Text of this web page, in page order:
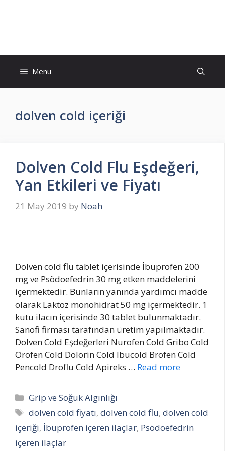
Menu
dolven cold içeriği
Dolven Cold Flu Eşdeğeri,
Yan Etkileri ve Fiyatı
21 May 2019 by Noah
Dolven cold flu tablet içerisinde İbuprofen 200
mg ve Psödoefedrin 30 mg etken maddelerini
içermektedir. Bunların yanında yardımcı madde
olarak Laktoz monohidrat 50 mg içermektedir. 1
kutu ilacın içerisinde 30 tablet bulunmaktadır.
Sanofi firması tarafından üretim yapılmaktadır.
Dolven Cold Eşdeğerleri Nurofen Cold Gribo Cold
Orofen Cold Dolorin Cold Ibucold Brofen Cold
Pencold Droflu Cold Apireks … Read more
Categories
Grip ve Soğuk Algınlığı
Tags
dolven cold fiyatı,dolven cold flu,dolven cold
içeriği, İbuprofen içeren ilaçlar, Psödoefedrin
içeren ilaçlar